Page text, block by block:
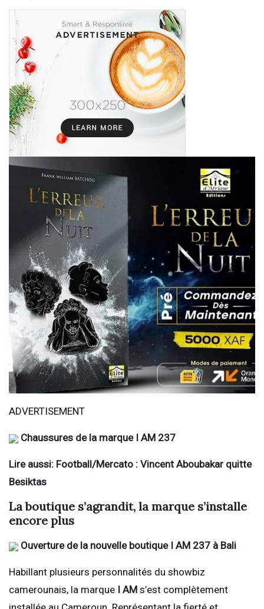
ADVERTISEMENT
Chaussures de la marque I AM 237
Lire aussi: Football/Mercato : Vincent Aboubakar quitte
Besiktas
La boutique s’agrandit, la marque s’installe
encore plus
Ouverture de la nouvelle boutique I AM 237 à Bali
Habillant plusieurs personnalités du showbiz
camerounais, la marque I AM s’est complètement